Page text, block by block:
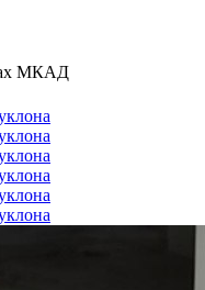
МКАД